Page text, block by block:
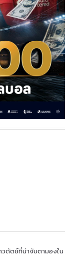
วดัตช์ที่น่าจับตามองใน